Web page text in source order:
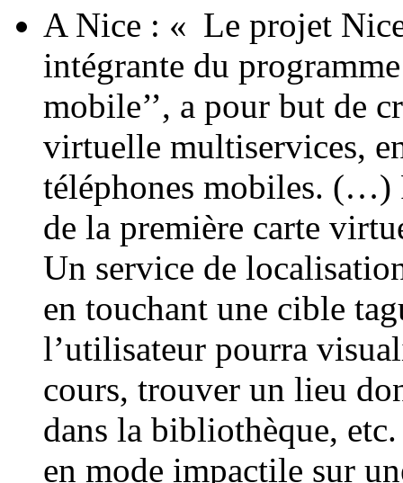
A Nice : « Le projet
intégrante du
mobile’’, a pour but de
virtuelle multiservices,
téléphones mobiles. (…)
de la première carte
Un service de
en touchant une cible
l’utilisateur pourra
cours, trouver un lieu
dans la bibliothèque,
en mode impactile sur